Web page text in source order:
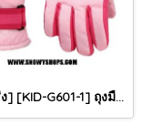
[พร้อมส่ง] [KID-G601-1] ถุงมือกันหนาวเด็กสีชมพูอ่อน ซับขนด้านใน ใส่กันหนาวเล่นหิมะได้ (เหมาะสำหรับเด็ก 3-5ขวบ)